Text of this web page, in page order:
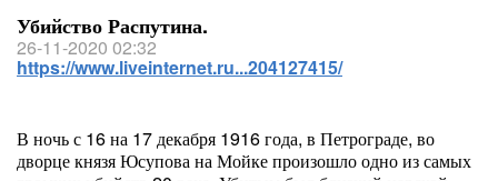
Убийство Распутина.
26-11-2020 02:32
https://www.liveinternet.ru...204127415/
В ночь с 16 на 17 декабря 1916 года, в Петрограде, во
дворце князя Юсупова на Мойке произошло одно из самых